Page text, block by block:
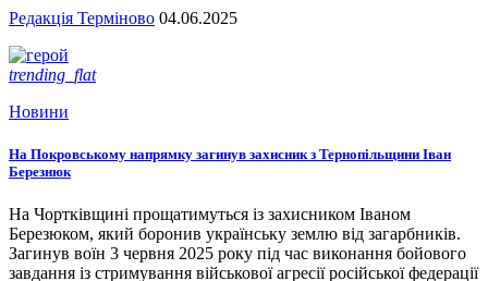
Редакція Терміново 04.06.2025
trending_flat
Новини
На Покровському напрямку загинув захисник з Тернопільщини Іван
Березнюк
На Чортківщині прощатимуться із захисником Іваном
Березюком, який боронив українську землю від загарбників.
Загинув воїн 3 червня 2025 року під час виконання бойового
завдання із стримування військової агресії російської федерації